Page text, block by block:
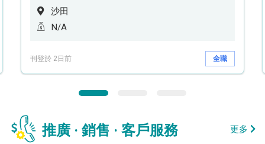
沙田
N/A
刊登於 2日前 全職
推廣 · 銷售 · 客戶服務 更多